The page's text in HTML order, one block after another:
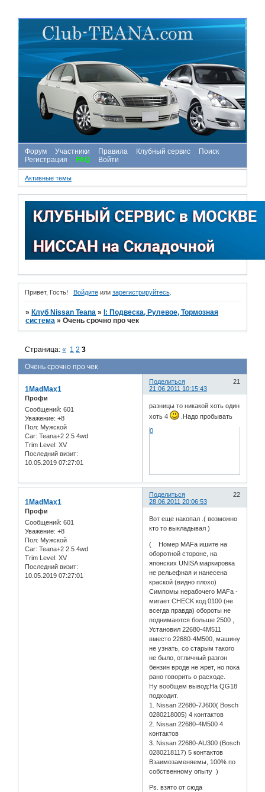
Форум Участники Правила Клубный сервис
Поиск
Регистрация
FAQ Войти
Активные темы
Привет, Гость! Войдитеили зарегистрируйтесь.
» Клуб Nissan Teana » I: Подвеска, Рулевое, Тормозная
система »Очень срочно про чек
Очень срочно про чек
Страница:« 1 2 3
Поделиться
21
21.06.2011 10:15:43
1MadMax1
Профи
Сообщений: 601
Уважение: +8
Пол: Мужской
Car: Teana+2 2.5 4wd
Trim Level: XV
Последний визит:
10.05.2019 07:27:01
разницы то никакой хоть один
хоть 4
.Надо пробывать
0
Поделиться
22
28.06.2011 20:06:53
1MadMax1
Профи
Сообщений: 601
Уважение: +8
Пол: Мужской
Car: Teana+2 2.5 4wd
Trim Level: XV
Последний визит:
10.05.2019 07:27:01
Вот еще накопал .( возможно
кто то выкладывал )
( Номер MAFа ишите на
оборотной стороне, на
японских UNISA маркировка
не рельефная и нанесена
краской (видно плохо)
Симпомы нерабочего MAFа -
мигает CHECK код 0100 (не
всегда правда) обороты не
поднимаются больше 2500 ,
Установил 22680-4M511
вместо 22680-4M500, машину
не узнать, со старым такого
не было, отличный разгон
бензин вроде не жрет, но пока
рано говорить о расходе.
Ну вообщем вывод:На QG18
подходит.
1. Nissan 22680-7J600( Bosch
0280218005) 4 контактов
2. Nissan 22680-4M500 4
контактов
3. Nissan 22680-AU300 (Bosch
0280218117) 5 контактов
Взаимозаменяемы, 100% по
собственному опыту )
Ps. взято от сюда